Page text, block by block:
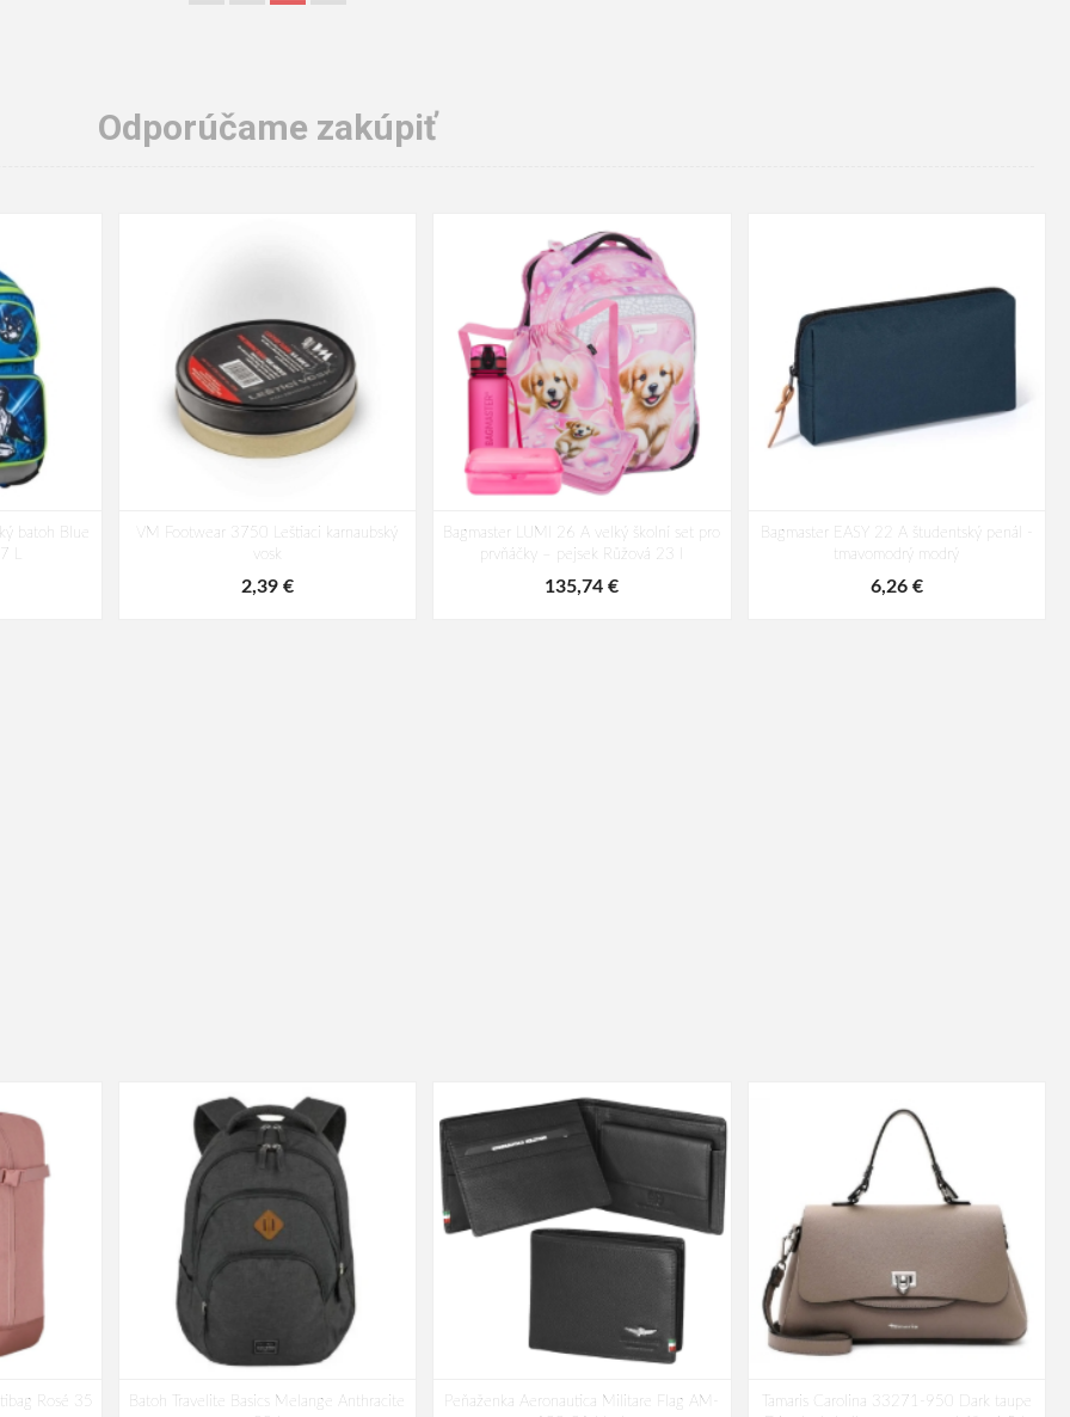
Odporúčame zakúpiť
batoh Blue
L
VM Footwear 3750 Leštiaci karnaubský
vosk
2,39 €
Bagmaster LUMI 26 A velký školní set pro
prvňáčky – pejsek Růžová 23 l
135,74 €
Bagmaster EASY 22 A študentský penál -
tmavomodrý modrý
6,26 €
Rosé 35
Batoh Travelite Basics Melange Anthracite
Peňaženka Aeronautica Militare Flag AM-
Tamaris Carolina 33271-950 Dark taupe